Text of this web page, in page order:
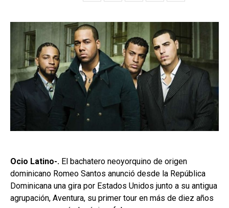
Ocio Latino-. El bachatero neoyorquino de origen
dominicano Romeo Santos anunció desde la República
Dominicana una gira por Estados Unidos junto a su antigua
agrupación, Aventura, su primer tour en más de diez años